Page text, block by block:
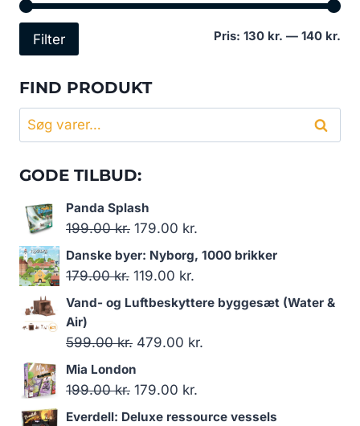
Filter Pris: 130 kr. — 140 kr.
FIND PRODUKT
Søg
efter:
Søg
GODE TILBUD:
Panda Splash
199.00kr. Den
oprindelige
pris
199.00 kr..
179.00 kr.
aktuelle
179.00 kr..
Danske byer: Nyborg, 1000 brikker
179.00kr. Den
oprindelige
var:
119.00 kr.
aktuelle
er:
Vand- og Luftbeskyttere byggesæt (Water &
Air)
599.00kr. Den
pris
479.00 kr.
Mia London
199.00kr. Den
oprindelige
179.00 kr.
aktuelle
Everdell: Deluxe ressource vessels